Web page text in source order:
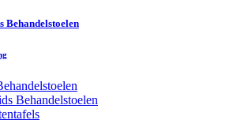
Behandelstoelen
Behandelstoelen